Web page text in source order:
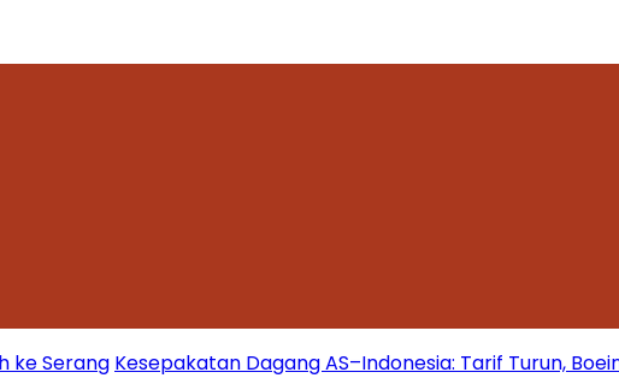
ke Serang Kesepakatan Dagang AS–Indonesia: Tarif Turun,